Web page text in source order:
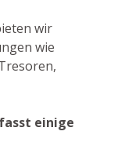
wir
wie
einige